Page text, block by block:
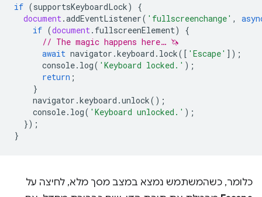
if (supportsKeyboardLock)
{
document.addEventListener( 'fullscreenchange' ,
if (document. fullscreenElement)
{
// The magic happens here… 🦄
await navigator .keyboard . lock([ 'Escape' ]);
console. log( 'Keyboard locked.' );
return ;
}
navigator .keyboard .unlock();
console. log( 'Keyboard unlocked.' );
});
}
כלומר, כשהמשתמש נמצא במצב מסך מלא, לחיצה על